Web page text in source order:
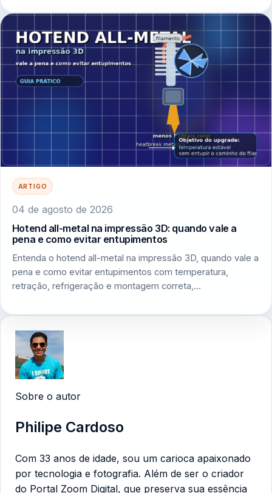
ARTIGO
04 de agosto de 2026
Hotend all-metal na impressão 3D: quando vale a
pena e como evitar entupimentos
Entenda o hotend all-metal na impressão 3D, quando vale a
pena e como evitar entupimentos com temperatura,
retração, refrigeração e montagem correta,…
Sobre o autor
Philipe Cardoso
Com 33 anos de idade, sou um carioca apaixonado
por tecnologia e fotografia. Além de ser o criador
do Portal Zoom Digital, que preserva sua essência